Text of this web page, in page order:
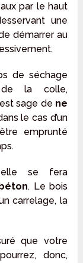
par le haut
une
démarrer au
de séchage
la colle,
sage de ne
le cas d’un
emprunté
se fera
. Le bois
carrelage, la
que votre
donc,